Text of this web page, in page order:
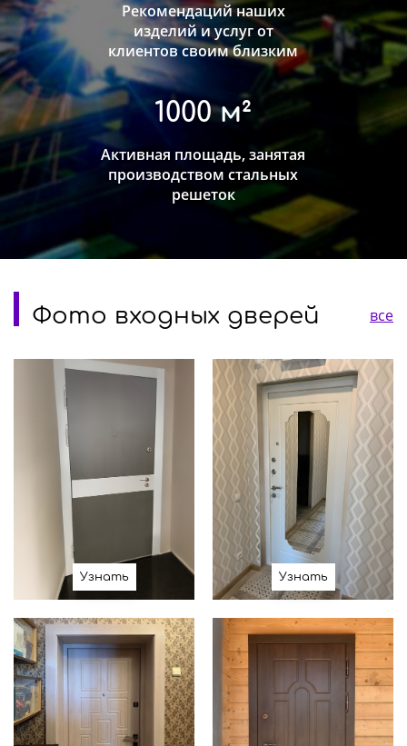
Рекомендаций наших
изделий и услуг от
клиентов своим близким
1000 м²
Активная площадь, занятая
производством стальных
решеток
Фото входных дверей все
Узнать Узнать